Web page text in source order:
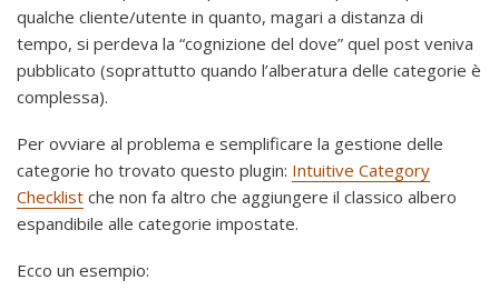
qualche cliente/utente in quanto, magari a distanza di
tempo, si perdeva la “cognizione del dove” quel post veniva
pubblicato (soprattutto quando l’alberatura delle categorie è
complessa).
Per ovviare al problema e semplificare la gestione delle
categorie ho trovato questo plugin: Intuitive Category
Checklist che non fa altro che aggiungere il classico albero
espandibile alle categorie impostate.
Ecco un esempio: